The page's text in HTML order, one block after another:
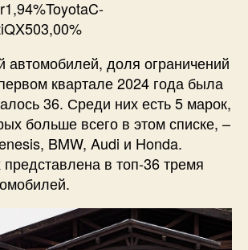
автомобилей, доля ограничений
квартале 2024 года была
36. Среди них есть 5 марок,
больше всего в этом списке, –
BMW, Audi и Honda.
в топ-36 тремя